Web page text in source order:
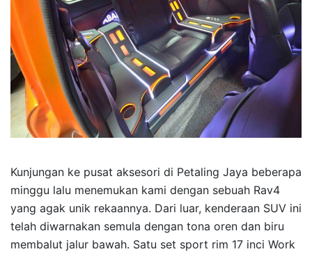
Kunjungan ke pusat aksesori di Petaling Jaya beberapa
minggu lalu menemukan kami dengan sebuah Rav4
yang agak unik rekaannya. Dari luar, kenderaan SUV ini
telah diwarnakan semula dengan tona oren dan biru
membalut jalur bawah. Satu set sport rim 17 inci Work